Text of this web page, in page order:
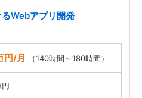
Webアプリ開発
円/月 （140時間～180時間）